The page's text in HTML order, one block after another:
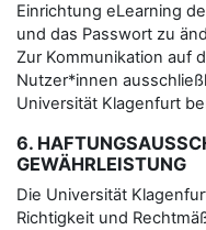
Einrichtung eLearning
und das Passwort zu
Zur Kommunikation auf
Nutzer*innen
Universität Klagenfurt
6.
GEWÄHRLEISTUNG
Die Universität
Richtigkeit und